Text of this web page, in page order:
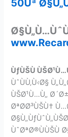
50Ùª
ÙƒÙŠÙ
ÙˆÙÙ‚Ù‹Ø§
ÙŠØ¹Ù…Ù„
ØªØ­Ø³ÙŠÙ†